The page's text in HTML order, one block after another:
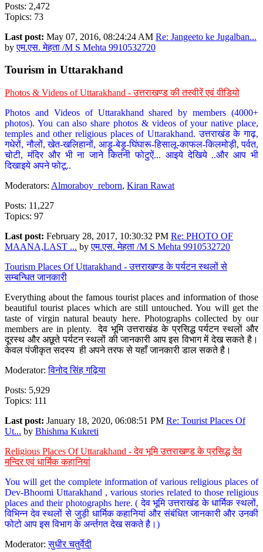
Posts: 2,472
Topics: 73
Last post: May 07, 2016, 08:24:24 AM Re: Jangeeto ke Jugalban...
byएम.एस. मेहता /M S Mehta 9910532720
Tourism in Uttarakhand
Photos & Videos of Uttarakhand - उत्तराखण्ड की तस्वीरें एवं वीडियो
Photos and Videos of Uttarakhand shared by members (4000+
photos). You can also share photos & videos of your native place,
temples and other religious places of Uttarakhand. उत्तराखंड के गाढ़,
गधेरों, नौलों, खेत-खलिहानों, आड़ू-बेड़ू-घिंघारू-हिसालू-काफल-किलमोड़ी, पर्वत,
चोटी, मंदिर और भी ना जाने कितनी फोटुऐं... आइये देखिये ..और आप भी
दिखाइये अपने फोटू..
Moderators: Almoraboy_reborn, Kiran Rawat
Posts: 11,227
Topics: 97
Last post: February 28, 2017, 10:30:32 PM Re: PHOTO OF
MAANA,LAST ... byएम.एस. मेहता /M S Mehta 9910532720
Tourism Places Of Uttarakhand - उत्तराखण्ड के पर्यटन स्थलों से
सम्बन्धित जानकारी
Everything about the famous tourist places and information of those
beautiful tourist places which are still untouched. You will get the
taste of virgin natural beauty here. Photographs collected by our
members are in plenty. देव भूमि उत्तराखंड के प्रसिद्ध पर्यटन स्थलों और
दूरस्थ और अछूते पर्यटन स्थलों की जानकारी आप इस विभाग में देख सकते है।
केवल पंजीकृत सदस्य ही अपने तरफ से यहाँ जानकारी डाल सकते है।
Moderator:विनोद सिंह गढ़िया
Posts: 5,929
Topics: 111
Last post: January 18, 2020, 06:08:51 PM Re: Tourist Places Of
Ut... by Bhishma Kukreti
Religious Places Of Uttarakhand - देव भूमि उत्तराखण्ड के प्रसिद्ध देव
मन्दिर एवं धार्मिक कहानियां
You will get the complete information of various religious places of
Dev-Bhoomi Uttarakhand , various stories related to those religious
places and their photographs here. ( देव भूमि उत्तराखंड के धार्मिक स्थलों,
विभिन्न देव स्थलों से जुड़ी धार्मिक कहानियां और संबंधित जानकारी और उनकी
फोटो आप इस विभाग के अर्न्तगत देख सकते है।)
Moderator:सुधीर चतुर्वेदी